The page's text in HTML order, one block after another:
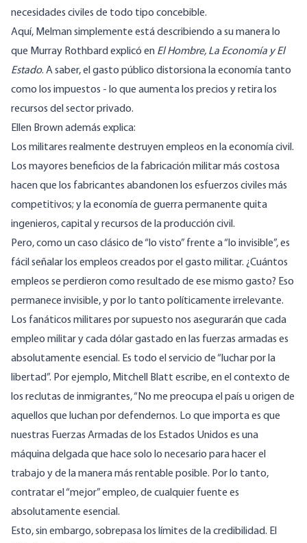
necesidades civiles de todo tipo concebible.
Aquí, Melman simplemente está describiendo a su manera lo
que Murray Rothbard explicó en El Hombre, La Economía y El
Estado. A saber, el gasto público distorsiona la economía tanto
como los impuestos - lo que aumenta los precios y retira los
recursos del sector privado.
Ellen Brown además explica:
Los militares realmente destruyen empleos en la economía civil.
Los mayores beneficios de la fabricación militar más costosa
hacen que los fabricantes abandonen los esfuerzos civiles más
competitivos; y la economía de guerra permanente quita
ingenieros, capital y recursos de la producción civil.
Pero, como un caso clásico de “lo visto” frente a “lo invisible”, es
fácil señalar los empleos creados por el gasto militar. ¿Cuántos
empleos se perdieron como resultado de ese mismo gasto? Eso
permanece invisible, y por lo tanto políticamente irrelevante.
Los fanáticos militares por supuesto nos asegurarán que cada
empleo militar y cada dólar gastado en las fuerzas armadas es
absolutamente esencial. Es todo el servicio de “luchar por la
libertad”. Por ejemplo, Mitchell Blatt escribe, en el contexto de
los reclutas de inmigrantes, “No me preocupa el país u origen de
aquellos que luchan por defendernos. Lo que importa es que
nuestras Fuerzas Armadas de los Estados Unidos es una
máquina delgada que hace solo lo necesario para hacer el
trabajo y de la manera más rentable posible. Por lo tanto,
contratar el “mejor” empleo, de cualquier fuente es
absolutamente esencial.
Esto, sin embargo, sobrepasa los límites de la credibilidad. El